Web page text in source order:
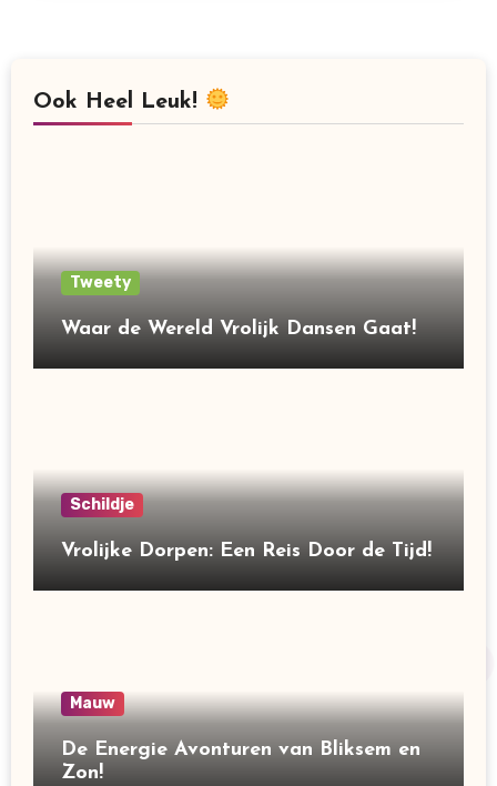
Ook Heel Leuk!
Tweety
Waar de Wereld Vrolijk Dansen Gaat!
Schildje
Vrolijke Dorpen: Een Reis Door de Tijd!
Mauw
De Energie Avonturen van Bliksem en
Zon!